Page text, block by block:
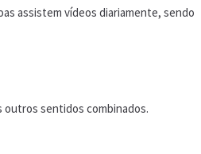
assistem vídeos diariamente, sendo
outros sentidos combinados.